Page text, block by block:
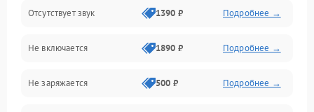
Диски и привод
Сеть и онлайн
Геймпады и аксессуары
Отсутствует звук 1390 ₽ Подробнее →
Не включается 1890 ₽ Подробнее →
Не заряжается 500 ₽ Подробнее →